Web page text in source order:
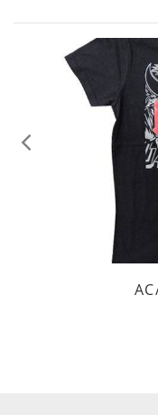
Anterior